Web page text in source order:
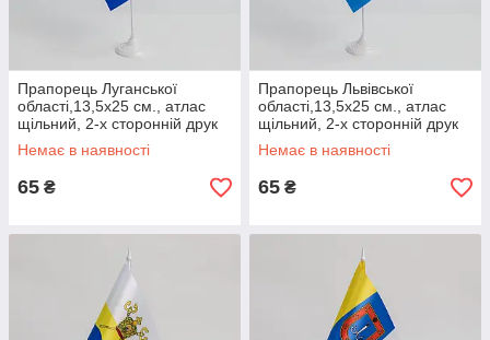
Прапорець Луганської
області,13,5х25 см., атлас
щільний, 2-х сторонній друк
Немає в наявності
65 ₴
Прапорець Львівської
області,13,5х25 см., атлас
щільний, 2-х сторонній друк
Немає в наявності
65 ₴